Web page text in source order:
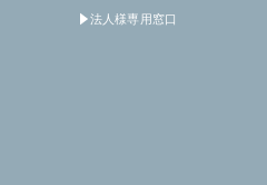
法人様専用窓口